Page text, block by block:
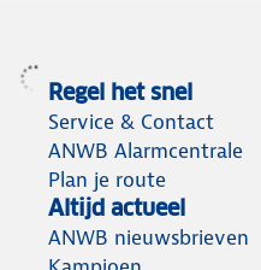
Regel het snel
Service & Contact
ANWB Alarmcentrale
Plan je route
Altijd actueel
ANWB nieuwsbrieven